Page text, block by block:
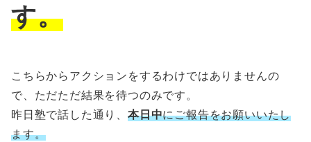
す。
こちらからアクションをするわけではありませんの
で、ただただ結果を待つのみです。
昨日塾で話した通り、 本日中にご報告をお願いいたし
ます。